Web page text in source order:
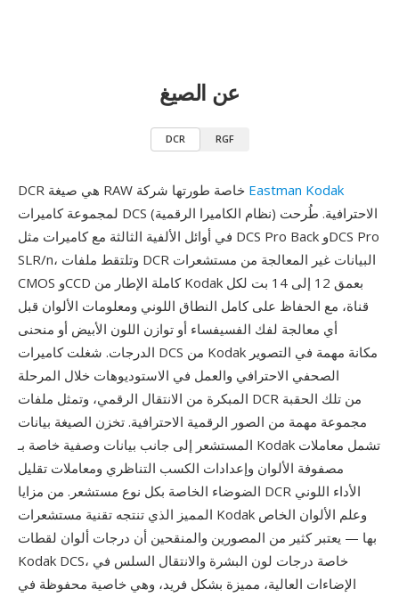
عن الصيغ
DCR RGF
Eastman Kodak
لمجموعة كاميرات DCS (نظام الكاميرا الرقمية) الاحترافية. طُرحت
في أوائل الألفية الثالثة مع كاميرات مثل DCS Pro Back وDCS Pro
SLR/n، وتلتقط ملفات DCR البيانات غير المعالجة من مستشعرات
CMOS وCCD كاملة الإطار من Kodak بعمق 12 إلى 14 بت لكل
قناة، مع الحفاظ على كامل النطاق اللوني ومعلومات الألوان قبل
أي معالجة لفك الفسيفساء أو توازن اللون الأبيض أو منحنى
الدرجات. شغلت كاميرات DCS من Kodak مكانة مهمة في التصوير
الصحفي الاحترافي والعمل في الاستوديوهات خلال المرحلة
المبكرة من الانتقال الرقمي، وتمثل ملفات DCR من تلك الحقبة
مجموعة مهمة من الصور الرقمية الاحترافية. تخزن الصيغة بيانات
المستشعر إلى جانب بيانات وصفية خاصة بـ Kodak تشمل معاملات
مصفوفة الألوان وإعدادات الكسب التناظري ومعاملات تقليل
الضوضاء الخاصة بكل نوع مستشعر. من مزايا DCR الأداء اللوني
المميز الذي تنتجه تقنية مستشعرات Kodak وعلم الألوان الخاص
بها — يعتبر كثير من المصورين والمنقحين أن درجات ألوان لقطات
Kodak DCS، خاصة درجات لون البشرة والانتقال السلس في
الإضاءات العالية، مميزة بشكل فريد، وهي خاصية محفوظة في